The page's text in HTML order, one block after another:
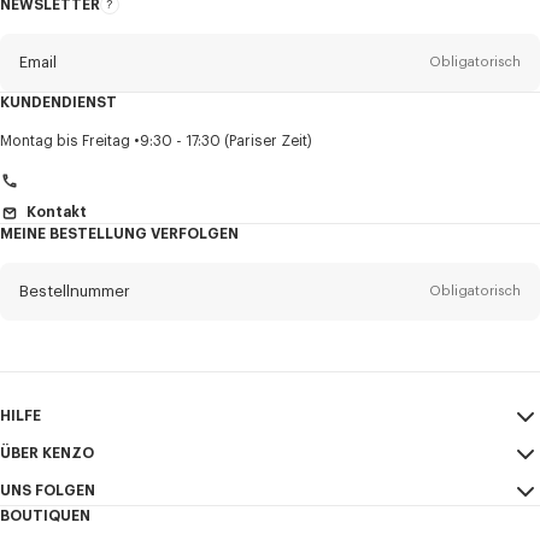
NEWSLETTER
Über
Email Obligatorisch
Anrede Obligatorisch
Ich möchte Mitteilungen über KENZO-Produkte, -Dienstleistungen und -
KUNDENDIENST
Montag bis Freitag 9:30 - 17:30 (Pariser Zeit)
Kontakt
MEINE BESTELLUNG VERFOLGEN
Bestellnummer Obligatorisch
HILFE
Mein Konto
Größentabelle
FAQ
ÜBER KENZO
AGB
UNS FOLGEN
BOUTIQUEN